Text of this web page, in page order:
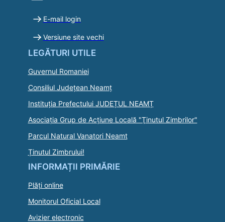
E-mail login
Versiune site vechi
LEGĂTURI UTILE
Guvernul Romaniei
Consiliul Județean Neamț
Instituția Prefectului JUDEȚUL NEAMȚ
Asociaţia Grup de Acţiune Locală "Ţinutul Zimbrilor"
Parcul Natural Vanatori Neamt
Ținutul Zimbrului!
INFORMAȚII PRIMĂRIE
Plăți online
Monitorul Oficial Local
Avizier electronic